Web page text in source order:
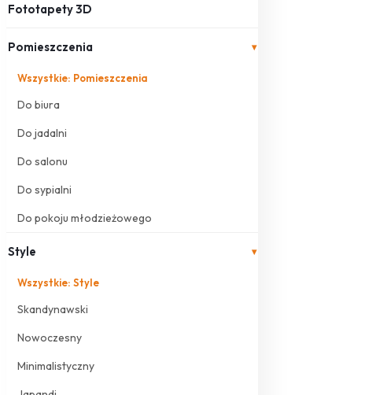
Fototapety 3D
Pomieszczenia ▾
Wszystkie: Pomieszczenia
Do biura
Do jadalni
Do salonu
Do sypialni
Do pokoju młodzieżowego
Style ▾
Wszystkie: Style
Skandynawski
Nowoczesny
Minimalistyczny